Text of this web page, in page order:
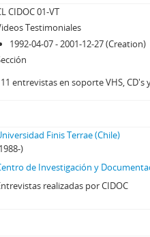
II
I
II
I
II
CIDOC 01-VT
Testimoniales
1992-04-07 - 2001-12-27 (Creation)
entrevistas en soporte VHS,
Finis Terrae (Chile)
)
de Investigación y
realizadas por CIDOC